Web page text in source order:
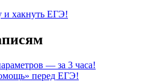
и хакнуть ЕГЭ!
— за 3 часа!
перед ЕГЭ!